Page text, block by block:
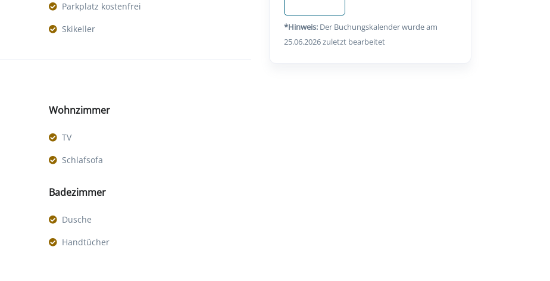
Parkplatz kostenfrei
Skikeller
Wohnzimmer
TV
Schlafsofa
Badezimmer
Dusche
Handtücher
*Hinweis: Der Buchungskalender wurde am
25.06.2026 zuletzt bearbeitet